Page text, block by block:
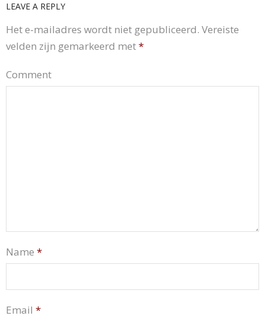
LEAVE A REPLY
Het e-mailadres wordt niet gepubliceerd. Vereiste
velden zijn gemarkeerd met*
Comment
Name *
Email *